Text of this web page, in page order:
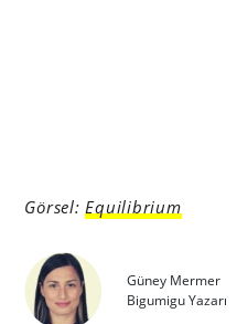
Görsel:Equilibrium
Güney Mermer
Bigumigu Yazarı